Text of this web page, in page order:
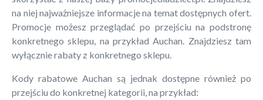
na niej najważniejsze informacje na temat dostępnych ofert.
Promocje możesz przeglądać po przejściu na podstronę
konkretnego sklepu, na przykład Auchan. Znajdziesz tam
wyłącznie rabaty z konkretnego sklepu.
Kody rabatowe Auchan są jednak dostępne również po
przejściu do konkretnej kategorii, na przykład: